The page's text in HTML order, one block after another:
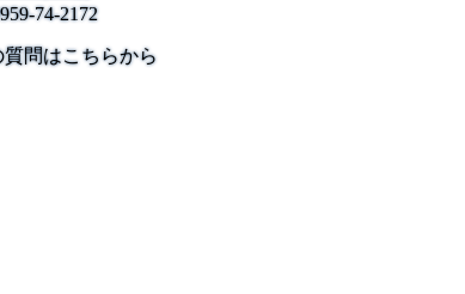
74-2172
問はこちらから
SNS
のサイトについて
崎県庁